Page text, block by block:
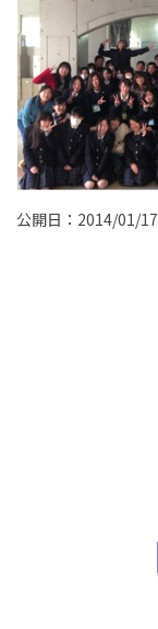
公開日：2014/01/17